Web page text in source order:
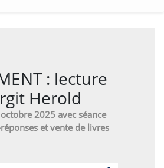
: lecture
Herold
2025 avec séance
et vente de livres